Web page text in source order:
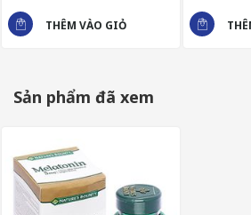
MELATONIN
THÊM VÀO GIỎ
Sản phẩm đã xem